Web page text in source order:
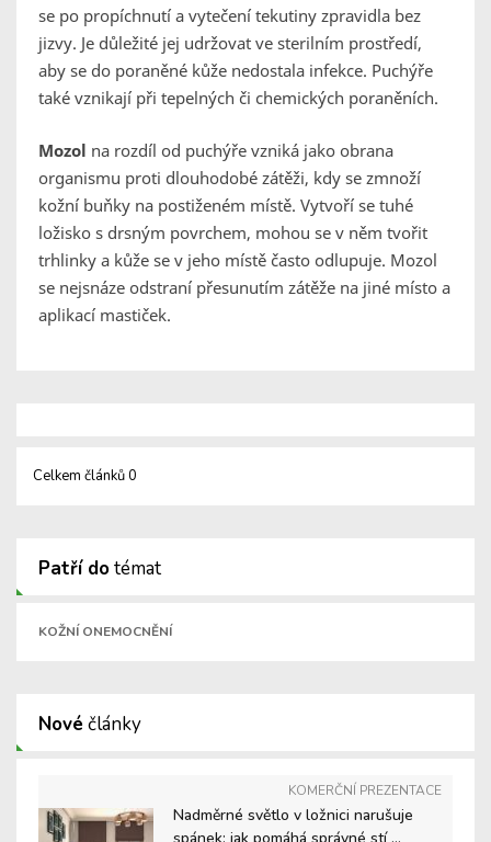
se po propíchnutí a vytečení tekutiny zpravidla bez
jizvy. Je důležité jej udržovat ve sterilním prostředí,
aby se do poraněné kůže nedostala infekce. Puchýře
také vznikají při tepelných či chemických poraněních.
Mozol na rozdíl od puchýře vzniká jako obrana
organismu proti dlouhodobé zátěži, kdy se zmnoží
kožní buňky na postiženém místě. Vytvoří se tuhé
ložisko s drsným povrchem, mohou se v něm tvořit
trhlinky a kůže se v jeho místě často odlupuje. Mozol
se nejsnáze odstraní přesunutím zátěže na jiné místo a
aplikací mastiček.
Celkem článků 0
Patří dotémat
KOŽNÍ ONEMOCNĚNÍ
Nové články
KOMERČNÍ PREZENTACE
Nadměrné světlo v ložnici narušuje